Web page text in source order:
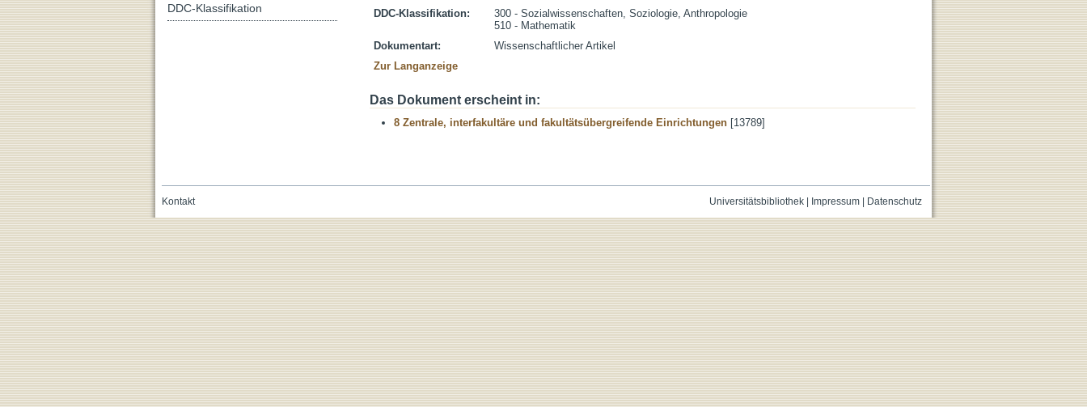
DDC-Klassifikation:
300 - Sozialwissenschaften, Soziologie, Anthropologie
510 - Mathematik
Dokumentart:
Wissenschaftlicher Artikel
Zur Langanzeige
Das Dokument erscheint in:
8 Zentrale, interfakultäre und fakultätsübergreifende Einrichtungen [13789]
DDC-Klassifikation
Universitätsbibliothek| Impressum| Datenschutz
Kontakt